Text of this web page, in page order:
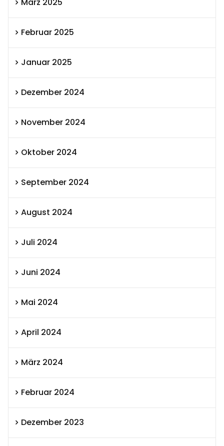
März 2025
Februar 2025
Januar 2025
Dezember 2024
November 2024
Oktober 2024
September 2024
August 2024
Juli 2024
Juni 2024
Mai 2024
April 2024
März 2024
Februar 2024
Dezember 2023